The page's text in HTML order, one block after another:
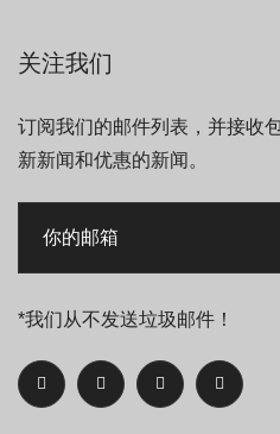
关注我们
订阅我们的邮件列表，并接收
新新闻和优惠的新闻。
*我们从不发送垃圾邮件！